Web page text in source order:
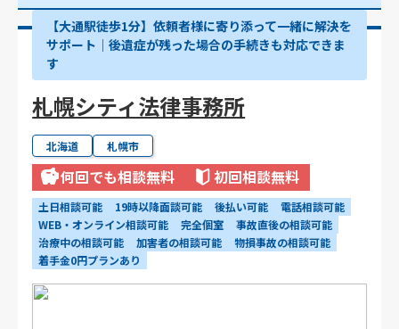
【大通駅徒歩1分】依頼者様に寄り添って一緒に解決を
サポート｜後遺症が残った場合の手続きも対応できま
す
札幌シティ法律事務所
北海道 札幌市
何回でも相談無料 初回相談無料
土日相談可能 19時以降面談可能 後払い可能
電話相談可能
WEB・オンライン相談可能
完全個室
事故直後の相談可能
治療中の相談可能
加害者の相談可能
物損事故の相談可能
着手金0円プランあり